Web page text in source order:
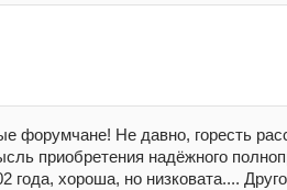
форумчане! Не давно, горесть
приобретения надёжного
года, хороша, но низковата....